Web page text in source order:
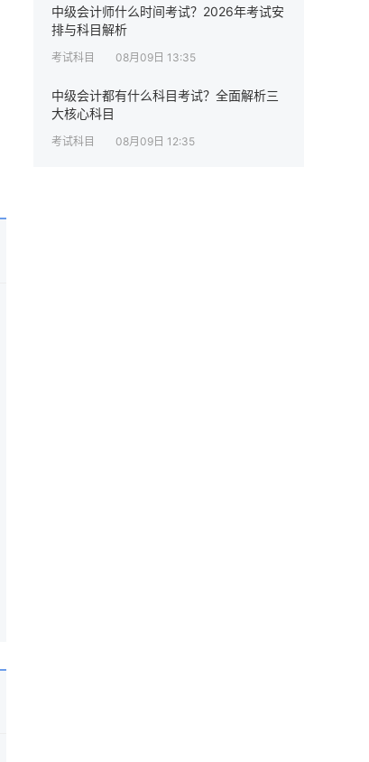
中级会计师什么时间考试？2026年考试安
排与科目解析
考试科目 08月09日 13:35
中级会计都有什么科目考试？全面解析三
大核心科目
考试科目 08月09日 12:35